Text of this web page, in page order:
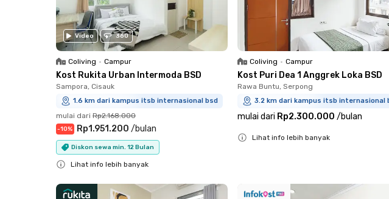
Video 360
Coliving • Campur
Kost Rukita Urban Intermoda BSD
Sampora, Cisauk
1.6 km dari kampus itsb internasional bsd
mulai dari Rp2.168.000
-10% Rp1.951.200 /bulan
Diskon sewa min. 12 Bulan
Lihat info lebih banyak
Coliving • Campur
Kost Puri Dea 1 Anggrek Loka BSD
Rawa Buntu, Serpong
3.2 km dari kampus itsb internasional
mulai dari Rp2.300.000 /bulan
Lihat info lebih banyak